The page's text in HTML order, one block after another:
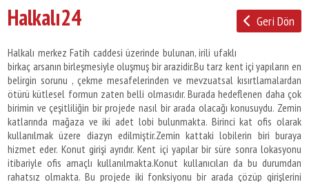
Geri Dön
Halkalı24
Halkalı merkez Fatih caddesi üzerinde bulunan, irili ufaklı
birkaç arsanın birleşmesiyle oluşmuş bir arazidir.Bu tarz kent içi yapıların en
belirgin sorunu , çekme mesafelerinden ve mevzuatsal kısırtlamalardan
ötürü kütlesel formun zaten belli olmasıdır. Burada hedeflenen daha çok
birimin ve çeşitliliğin bir projede nasıl bir arada olacağı konusuydu. Zemin
katlarında mağaza ve iki adet lobi bulunmakta. Birinci kat ofis olarak
kullanılmak üzere diazyn edilmiştir.Zemin kattaki lobilerin biri buraya
hizmet eder. Konut girişi ayrıdır. Kent içi yapılar bir süre sonra lokasyonu
itibariyle ofis amaçlı kullanılmakta.Konut kullanıcıları da bu durumdan
rahatsız olmakta. Bu projede iki fonksiyonu bir arada çözüp girişlerini